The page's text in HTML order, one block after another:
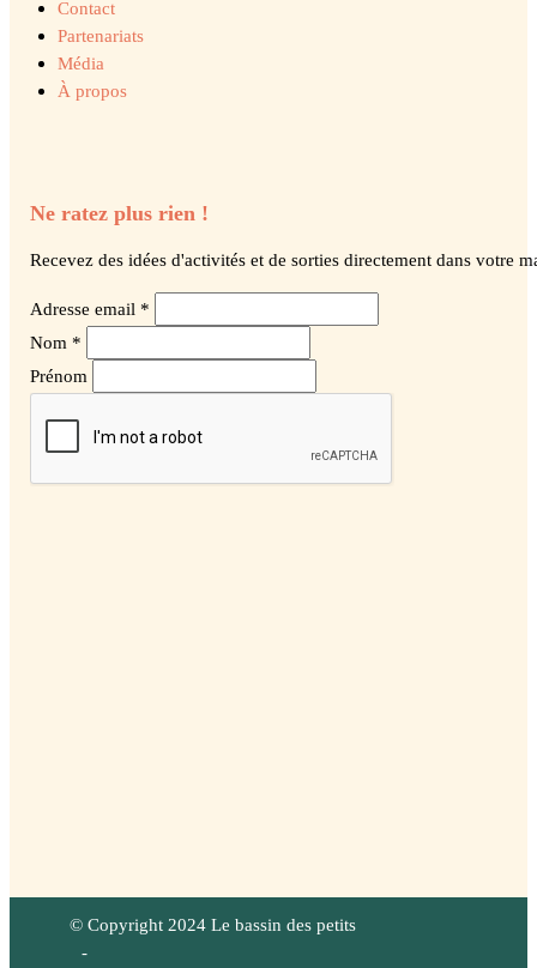
Contact
Partenariats
Média
À propos
Ne ratez plus rien !
Recevez des idées d'activités et de sorties directement dans votre
Adresse email *
Nom *
Prénom
© Copyright 2024 Le bassin des petits
-